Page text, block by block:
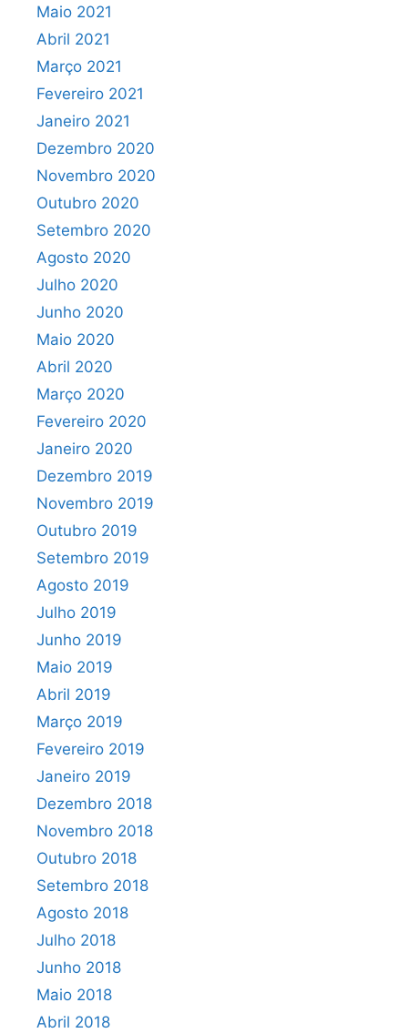
Maio 2021
Abril 2021
Março 2021
Fevereiro 2021
Janeiro 2021
Dezembro 2020
Novembro 2020
Outubro 2020
Setembro 2020
Agosto 2020
Julho 2020
Junho 2020
Maio 2020
Abril 2020
Março 2020
Fevereiro 2020
Janeiro 2020
Dezembro 2019
Novembro 2019
Outubro 2019
Setembro 2019
Agosto 2019
Julho 2019
Junho 2019
Maio 2019
Abril 2019
Março 2019
Fevereiro 2019
Janeiro 2019
Dezembro 2018
Novembro 2018
Outubro 2018
Setembro 2018
Agosto 2018
Julho 2018
Junho 2018
Maio 2018
Abril 2018